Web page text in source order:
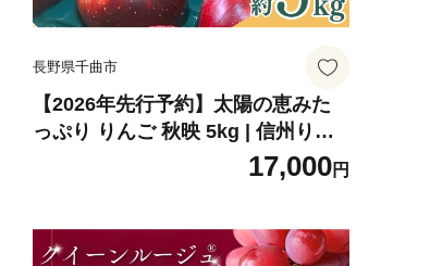
長野県千曲市
【2026年先行予約】太陽の恵みた
っぷり りんご 秋映 5kg | 信州りん
ご 長野りんご リンゴ 林檎 あきばえ
17,000円